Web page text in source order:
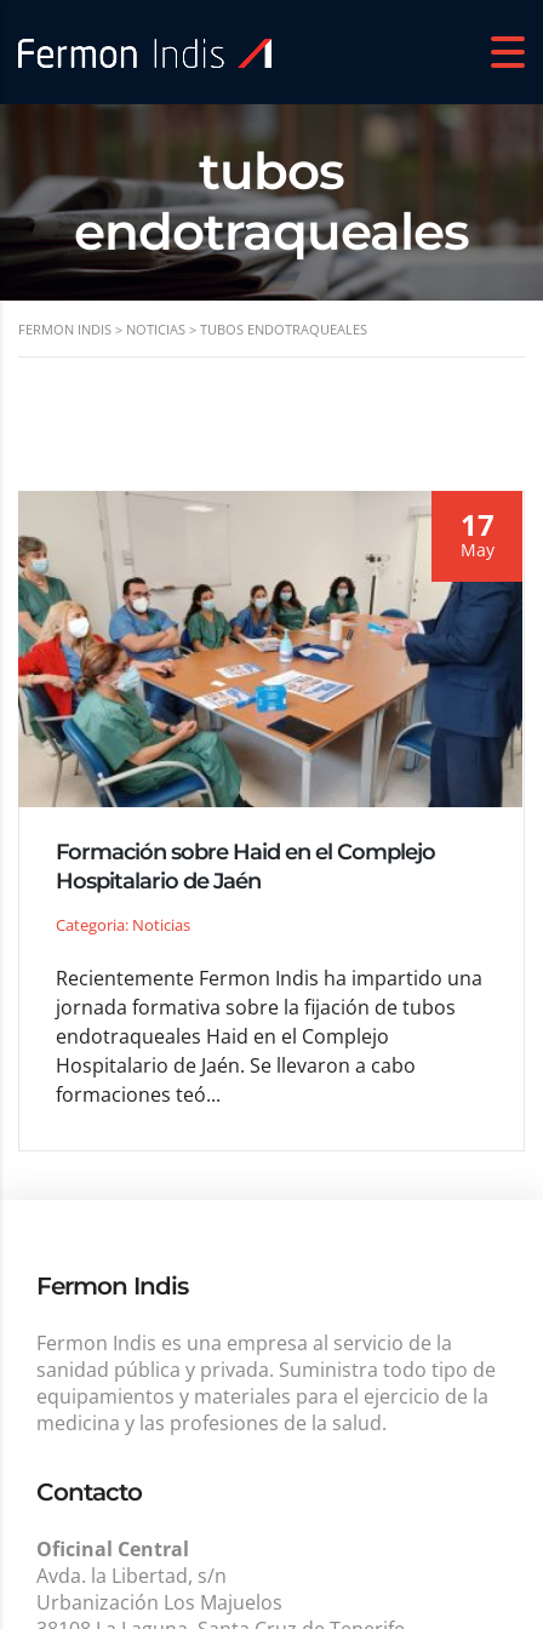
tubos
endotraqueales
FERMON INDIS > NOTICIAS > TUBOS ENDOTRAQUEALES
17
May
Formación sobre Haid en el Complejo
Hospitalario de Jaén
Categoria: Noticias
Recientemente Fermon Indis ha impartido una
jornada formativa sobre la fijación de tubos
endotraqueales Haid en el Complejo
Hospitalario de Jaén. Se llevaron a cabo
formaciones teó...
Fermon Indis
Fermon Indis es una empresa al servicio de la
sanidad pública y privada. Suministra todo tipo de
equipamientos y materiales para el ejercicio de la
medicina y las profesiones de la salud.
Contacto
Oficinal Central
Avda. la Libertad, s/n
Urbanización Los Majuelos